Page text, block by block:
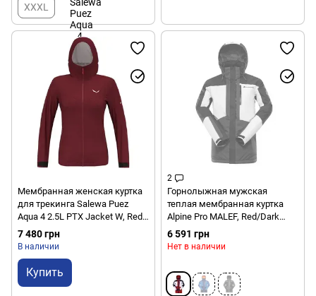
XXXL
Мембранная женская куртка
для трекинга Salewa Puez
Aqua 4 2.5L PTX Jacket W, Red
Syrah, 42/36 (28616/1570
42/36)
7 480 грн
В наличии
Купить
2
Горнолыжная мужская
теплая мембранная куртка
Alpine Pro MALEF, Red/Dark
blue, XS (MJCY574442 XS)
6 591 грн
Нет в наличии